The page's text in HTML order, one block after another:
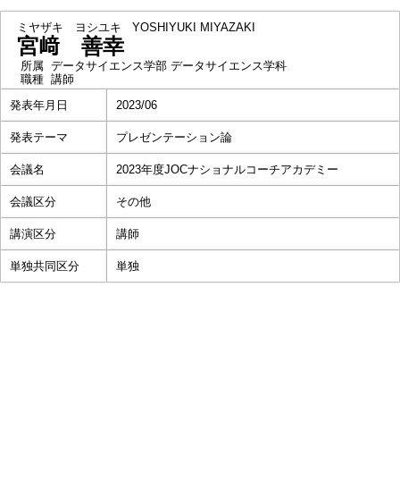
ミヤザキ ヨシユキ YOSHIYUKI MIYAZAKI
宮﨑 善幸
所属 データサイエンス学部 データサイエンス学科
職種 講師
発表年月日
2023/06
発表テーマ プレゼンテーション論
会議名 2023年度JOCナショナルコーチアカデミー
会議区分 その他
講演区分 講師
単独共同区分 単独